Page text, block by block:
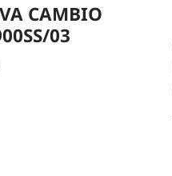
CAMBIO
03